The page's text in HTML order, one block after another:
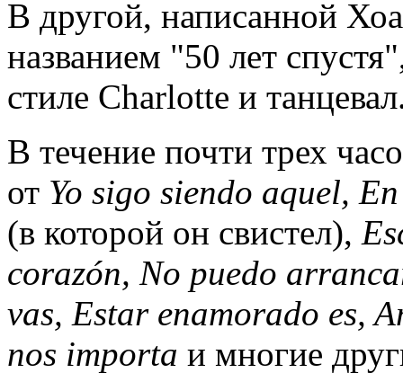
В другой, написанной
названием "50 лет
стиле Charlotte и
В течение почти трех
от Yo sigo siendo aquel,
(в которой он свистел),
corazón, No puedo
vas, Estar enamorado es,
nos importa и многие